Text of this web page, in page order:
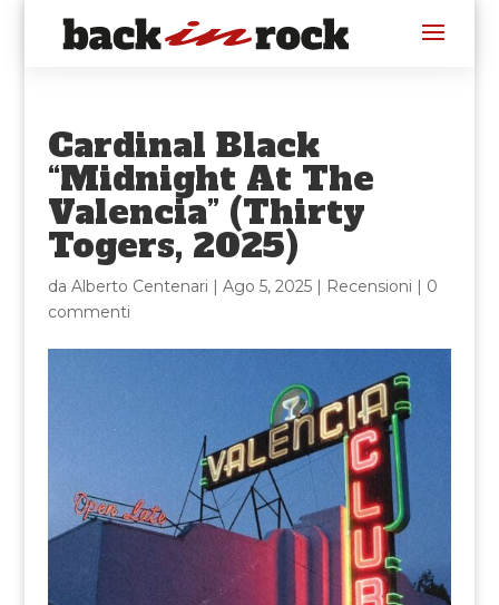
Cardinal Black
“Midnight At The
Valencia” (Thirty
Togers, 2025)
da Alberto Centenari | Ago 5, 2025| Recensioni | 0
commenti